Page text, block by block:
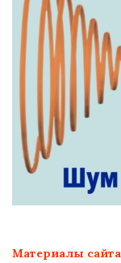
Материалы